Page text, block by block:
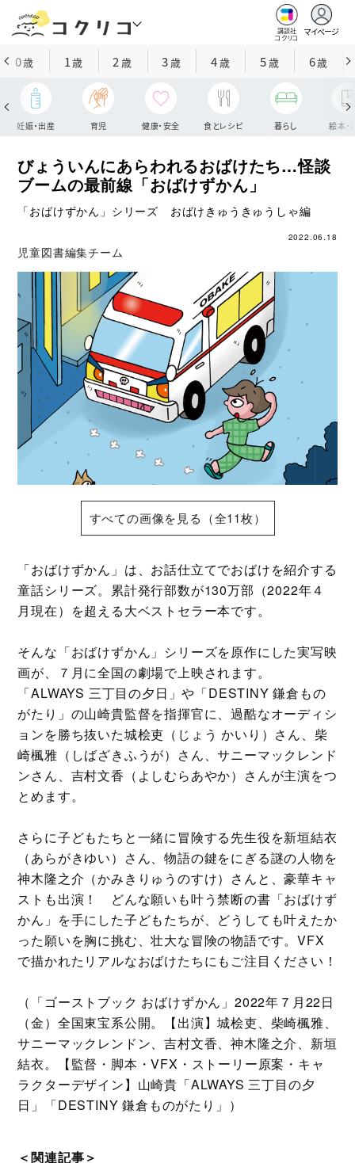
講談社
コクリコ
マイページ
0歳 1歳 2 歳 3歳 4歳 5歳 6歳
妊娠・出産 育児 健康・安全 食とレシピ 暮らし 絵本・
びょういんにあらわれるおばけたち…怪談
ブームの最前線「おばけずかん」
「おばけずかん」シリーズ おばけきゅうきゅうしゃ編
2022.06.18
児童図書編集チーム
すべての画像を見る（全11枚）
「おばけずかん」は、お話仕立てでおばけを紹介する
童話シリーズ。累計発行部数が130万部（2022年４
月現在）を超える大ベストセラー本です。
そんな「おばけずかん」シリーズを原作にした実写映
画が、７月に全国の劇場で上映されます。
「ALWAYS 三丁目の夕日」や「DESTINY 鎌倉もの
がたり」の山崎貴監督を指揮官に、過酷なオーディシ
ョンを勝ち抜いた城桧吏（じょう かいり）さん、柴
崎楓雅（しばざきふうが）さん、サニーマックレンド
ンさん、吉村文香（よしむらあやか）さんが主演をつ
とめます。
さらに子どもたちと一緒に冒険する先生役を新垣結衣
（あらがきゆい）さん、物語の鍵をにぎる謎の人物を
神木隆之介（かみきりゅうのすけ）さんと、豪華キャ
ストも出演！ どんな願いも叶う禁断の書「おばけず
かん」を手にした子どもたちが、どうしても叶えたか
った願いを胸に挑む、壮大な冒険の物語です。VFX
で描かれたリアルなおばけたちにもご注目ください！
（「ゴーストブック おばけずかん」2022年７月22日
（金）全国東宝系公開。【出演】城桧吏、柴崎楓雅、
サニーマックレンドン、吉村文香、神木隆之介、新垣
結衣。【監督・脚本・VFX・ストーリー原案・キャ
ラクターデザイン】山崎貴「ALWAYS 三丁目の夕
日」「DESTINY 鎌倉ものがたり」）
＜関連記事＞